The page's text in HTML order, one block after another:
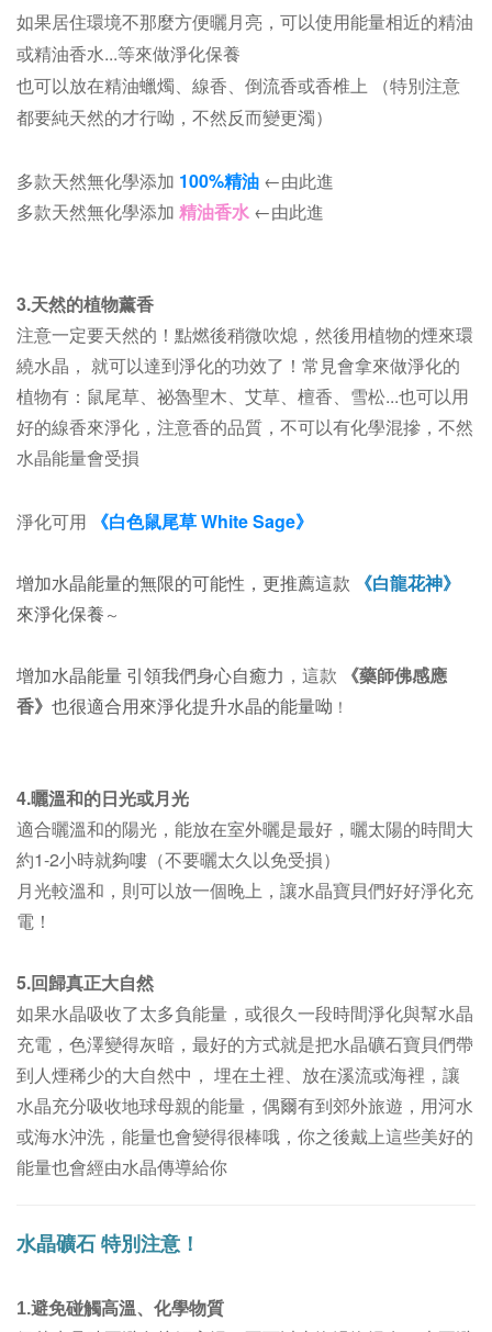
如果居住環境不那麼方便曬月亮，可以使用能量相近的精油
或精油香水...等來做淨化保養
也可以放在精油蠟燭、線香、倒流香或香椎上 （特別注意
都要純天然的才行呦，不然反而變更濁）
多款天然無化學添加 100%精油 ←由此進
多款天然無化學添加 精油香水 ←由此進
3.天然的植物薰香
注意一定要天然的！點燃後稍微吹熄，然後用植物的煙來環
繞水晶， 就可以達到淨化的功效了！常見會拿來做淨化的
植物有：鼠尾草、祕魯聖木、艾草、檀香、雪松...也可以用
好的線香來淨化，注意香的品質，不可以有化學混摻，不然
水晶能量會受損
淨化可用 《白色鼠尾草 White Sage》
增加水晶能量的無限的可能性，更推薦這款
《白龍花神》
來淨化保養 ～
增加水晶能量 引領我們身心自癒力 ， 這款
《藥師佛感應
香》 也很適合用來淨化提升水晶的能量呦 ！
4.曬溫和的日光或月光
適合曬溫和的陽光，能放在室外曬是最好， 曬太陽的時間大
約1-2小時就夠嘍（不要曬太久以免受損）
月光較溫和，則可以放一個晚上，讓水晶寶貝們好好淨化充
電！
5.回歸真正大自然
如果水晶吸收了太多負能量，或很久一段時間淨化與幫水晶
充電，色澤變得灰暗，最好的方式就是把水晶礦石寶貝們帶
到人煙稀少的大自然中， 埋在土裡、放在溪流或海裡，讓
水晶充分吸收地球母親的能量，偶爾有到郊外旅遊，用河水
或海水沖洗，能量也會變得很棒哦，你之後戴上這些美好的
能量也會經由水晶傳導給你
水晶礦石特別注意！
1.避免碰觸高溫、化學物質